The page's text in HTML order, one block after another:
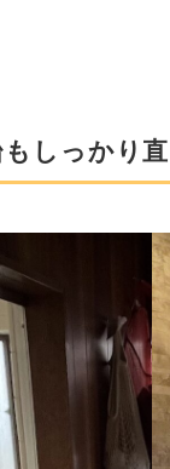
しっかり